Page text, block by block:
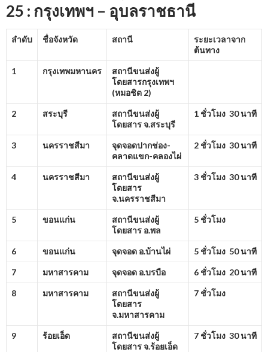
25 : กรุงเทพฯ – อุบลราชธานี
ลำดับ ชื่อจังหวัด สถานี
ระยะเวลาจาก
ต้นทาง
1 กรุงเทพมหานคร
สถานีขนส่งผู้
โดยสารกรุงเทพฯ
(หมอชิต 2)
2 สระบุรี
สถานีขนส่งผู้
โดยสาร จ.สระบุรี
1 ชั่วโมง 30 นาที
3 นครราชสีมา
จุดจอดปากช่อง-
คลาดแขก-คลองไผ่
2 ชั่วโมง 30 นาที
4 นครราชสีมา
สถานีขนส่งผู้
โดยสาร
จ.นครราชสีมา
3 ชั่วโมง 30 นาที
5 ขอนแก่น
สถานีขนส่งผู้
โดยสาร อ.พล
5 ชั่วโมง
6 ขอนแก่น จุดจอด อ.บ้านไผ่ 5 ชั่วโมง 50 นาที
7 มหาสารคาม จุดจอด อ.บรบือ 6 ชั่วโมง 20 นาที
8 มหาสารคาม
สถานีขนส่งผู้
โดยสาร
จ.มหาสารคาม
7 ชั่วโมง
9 ร้อยเอ็ด
สถานีขนส่งผู้
โดยสาร จ.ร้อยเอ็ด
7 ชั่วโมง 30 นาที